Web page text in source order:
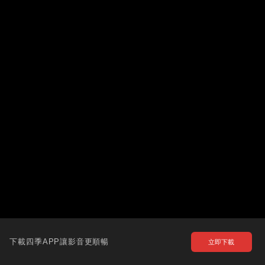
下載四季APP讓影音更順暢 立即下載